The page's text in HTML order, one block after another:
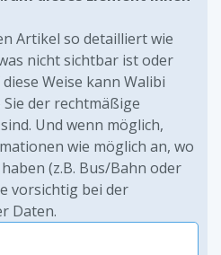
Artikel so detailliert wie
nicht sichtbar ist oder
Weise kann Walibi
der rechtmäßige
Und wenn möglich,
wie möglich an, wo
(z.B. Bus/Bahn oder
vorsichtig bei der
Daten.